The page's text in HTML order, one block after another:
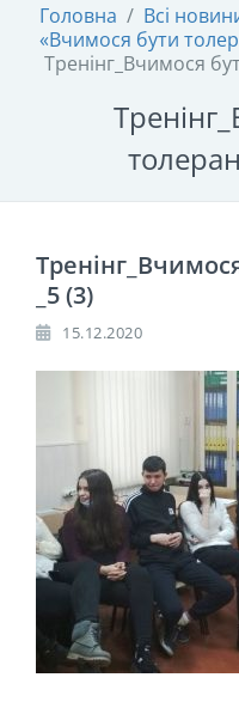
Головна / Всі
«Вчимося бути
Тренінг_Вчимося
_5 (3)
15.12.2020